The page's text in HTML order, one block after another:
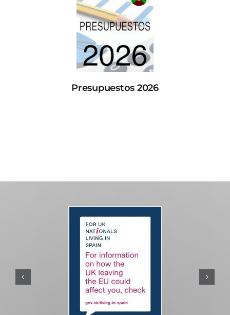
Presupuestos 2026